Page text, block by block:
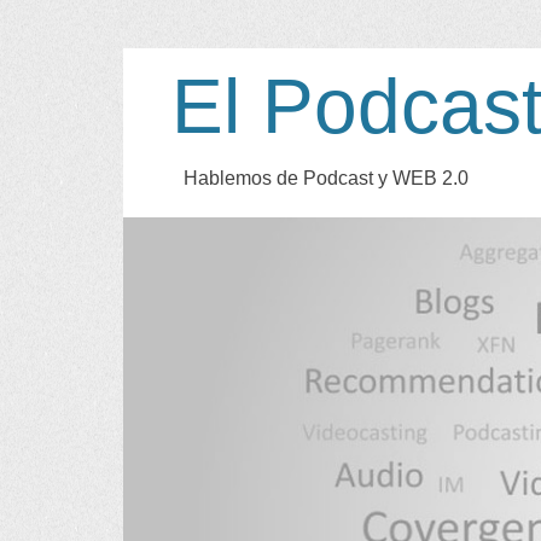
El
Hablemos de Podcast y WEB 2.0